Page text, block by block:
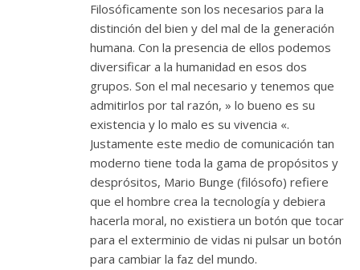
Filosóficamente son los necesarios para la
distinción del bien y del mal de la generación
humana. Con la presencia de ellos podemos
diversificar a la humanidad en esos dos
grupos. Son el mal necesario y tenemos que
admitirlos por tal razón, » lo bueno es su
existencia y lo malo es su vivencia «.
Justamente este medio de comunicación tan
moderno tiene toda la gama de propósitos y
desprósitos, Mario Bunge (filósofo) refiere
que el hombre crea la tecnología y debiera
hacerla moral, no existiera un botón que tocar
para el exterminio de vidas ni pulsar un botón
para cambiar la faz del mundo.